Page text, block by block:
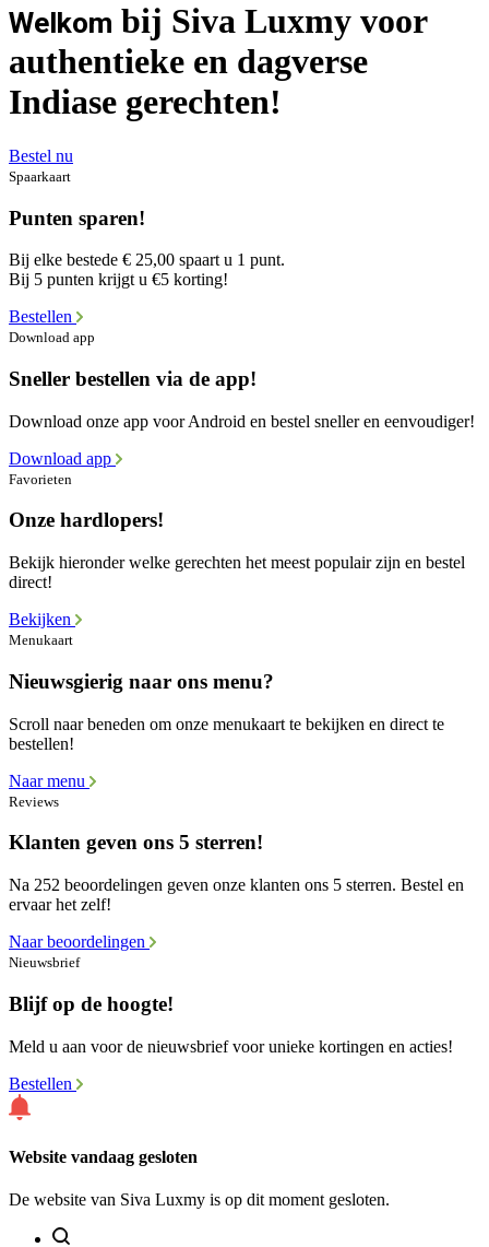
Welkom bij Siva Luxmy voor
authentieke en dagverse
Indiase gerechten!
Bestel nu
Spaarkaart
Punten sparen!
Bij elke bestede € 25,00 spaart u 1 punt.
Bij 5 punten krijgt u €5 korting!
Bestellen
Download app
Sneller bestellen via de app!
Download onze app voor Android en bestel sneller en eenvoudiger!
Download app
Favorieten
Onze hardlopers!
Bekijk hieronder welke gerechten het meest populair zijn en bestel
direct!
Bekijken
Menukaart
Nieuwsgierig naar ons menu?
Scroll naar beneden om onze menukaart te bekijken en direct te
bestellen!
Naar menu
Reviews
Klanten geven ons 5 sterren!
Na 252 beoordelingen geven onze klanten ons 5 sterren. Bestel en
ervaar het zelf!
Naar beoordelingen
Nieuwsbrief
Blijf op de hoogte!
Meld u aan voor de nieuwsbrief voor unieke kortingen en acties!
Bestellen
Website vandaag gesloten
De website van Siva Luxmy is op dit moment gesloten.